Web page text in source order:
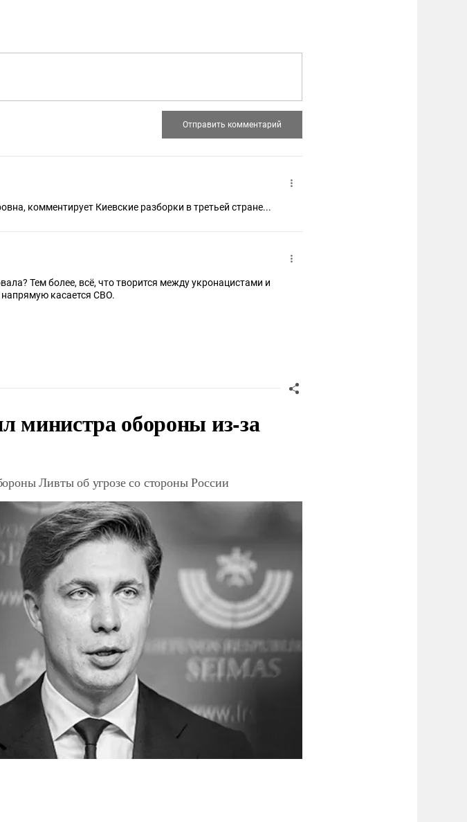
комментирует Киевские разборки в третьей стране...
Тем более, всё, что творится между укронацистами и
касается СВО.
министра обороны из-за
Ливты об угрозе со стороны России